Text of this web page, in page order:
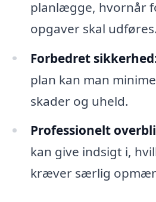
planlægge, hvornår
opgaver skal udføres.
Forbedret
plan kan man
skader og uheld.
Professionelt
kan give indsigt i,
kræver særlig